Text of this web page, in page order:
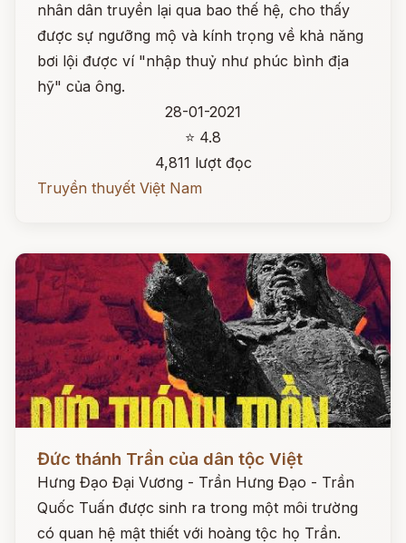
nhân dân truyền lại qua bao thế hệ, cho thấy
được sự ngưỡng mộ và kính trọng về khả năng
bơi lội được ví "nhập thuỷ như phúc bình địa
hỹ" của ông.
28-01-2021
⭐ 4.8
4,811 lượt đọc
Truyền thuyết Việt Nam
Đức thánh Trần của dân tộc Việt
Hưng Đạo Đại Vương - Trần Hưng Đạo - Trần
Quốc Tuấn được sinh ra trong một môi trường
có quan hệ mật thiết với hoàng tộc họ Trần.